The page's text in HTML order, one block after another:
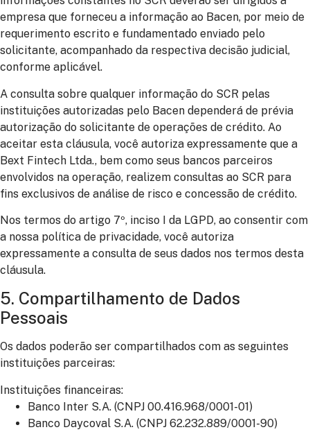
empresa que forneceu a informação ao Bacen, por meio de
requerimento escrito e fundamentado enviado pelo
solicitante, acompanhado da respectiva decisão judicial,
conforme aplicável.
A consulta sobre qualquer informação do SCR pelas
instituições autorizadas pelo Bacen dependerá de prévia
autorização do solicitante de operações de crédito. Ao
aceitar esta cláusula, você autoriza expressamente que a
Bext Fintech Ltda., bem como seus bancos parceiros
envolvidos na operação, realizem consultas ao SCR para
fins exclusivos de análise de risco e concessão de crédito.
Nos termos do artigo 7º, inciso I da LGPD, ao consentir com
a nossa política de privacidade, você autoriza
expressamente a consulta de seus dados nos termos desta
cláusula.
5. Compartilhamento de Dados
Pessoais
Os dados poderão ser compartilhados com as seguintes
instituições parceiras:
Instituições financeiras:
Banco Inter S.A. (CNPJ 00.416.968/0001-01)
Banco Daycoval S.A. (CNPJ 62.232.889/0001-90)